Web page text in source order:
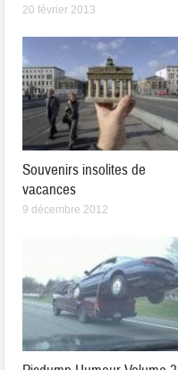
20 février 2013
Souvenirs insolites de
vacances
9 décembre 2012